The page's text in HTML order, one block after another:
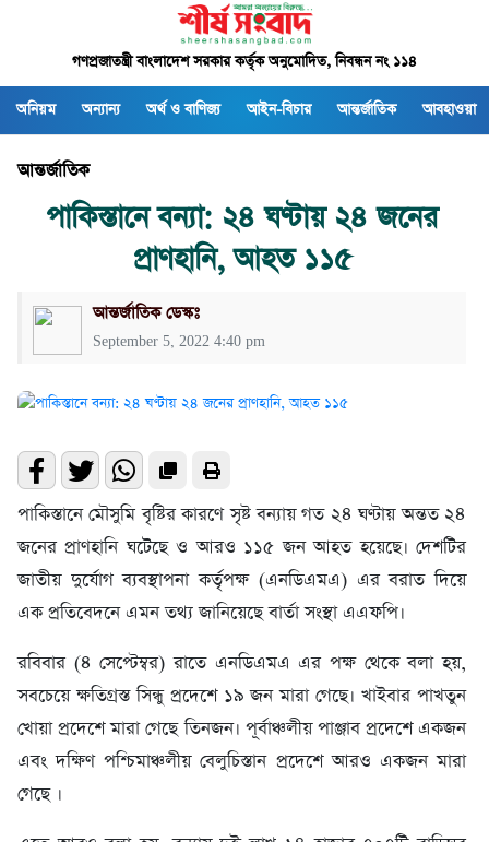
গণপ্রজাতন্ত্রী বাংলাদেশ সরকার কর্তৃক অনুমোদিত, নিবন্ধন নং ১১৪
অনিয়ম অন্যান্য অর্থ ও বাণিজ্য আইন-বিচার আন্তর্জাতিক আবহাওয়া
আন্তর্জাতিক
পাকিস্তানে বন্যা: ২৪ ঘণ্টায় ২৪ জনের
প্রাণহানি, আহত ১১৫
আন্তর্জাতিক ডেস্কঃ
September 5, 2022 4:40 pm
পাকিস্তানে মৌসুমি বৃষ্টির কারণে সৃষ্ট বন্যায় গত ২৪ ঘণ্টায় অন্তত ২৪
জনের প্রাণহানি ঘটেছে ও আরও ১১৫ জন আহত হয়েছে। দেশটির
জাতীয় দুর্যোগ ব্যবস্থাপনা কর্তৃপক্ষ (এনডিএমএ) এর বরাত দিয়ে
এক প্রতিবেদনে এমন তথ্য জানিয়েছে বার্তা সংস্থা এএফপি।
রবিবার (৪ সেপ্টেম্বর) রাতে এনডিএমএ এর পক্ষ থেকে বলা হয়,
সবচেয়ে ক্ষতিগ্রস্ত সিন্ধু প্রদেশে ১৯ জন মারা গেছে। খাইবার পাখতুন
খোয়া প্রদেশে মারা গেছে তিনজন। পূর্বাঞ্চলীয় পাঞ্জাব প্রদেশে একজন
এবং দক্ষিণ পশ্চিমাঞ্চলীয় বেলুচিস্তান প্রদেশে আরও একজন মারা
গেছে ।